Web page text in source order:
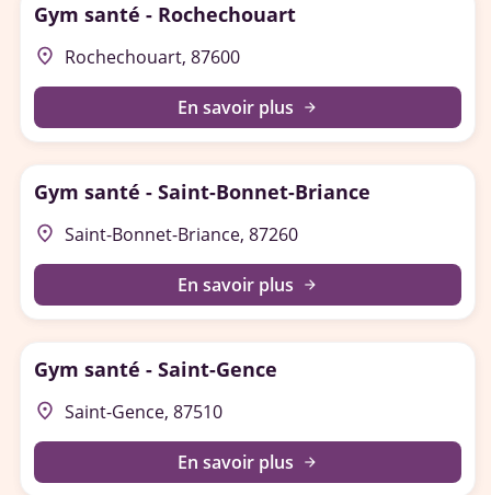
Gym santé - Rochechouart
place Rochechouart, 87600
En savoir plus arrow_forward
Gym santé - Saint-Bonnet-Briance
place Saint-Bonnet-Briance, 87260
En savoir plus arrow_forward
Gym santé - Saint-Gence
place Saint-Gence, 87510
En savoir plus arrow_forward